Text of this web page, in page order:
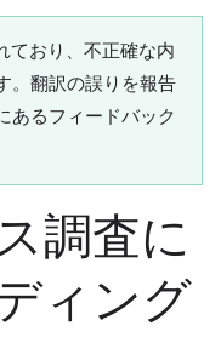
ており、不正確な内
。翻訳の誤りを報告
あるフィードバック
調査に
ィング